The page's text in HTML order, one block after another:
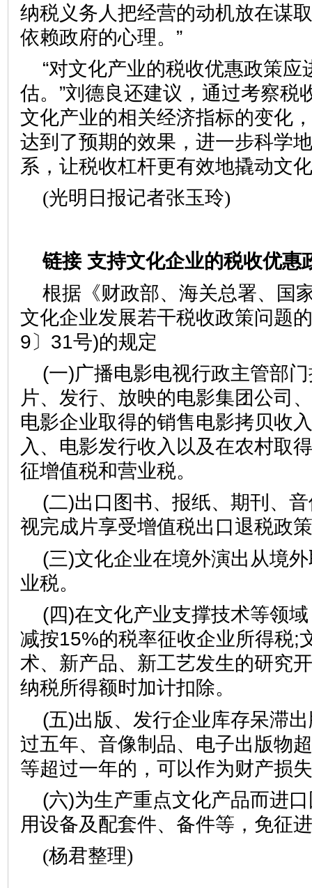
纳税义务人把经营的动机放在谋
依赖政府的心理。”
“对文化产业的税收优惠政策应
估。”刘德良还建议，通过考察税
文化产业的相关经济指标的变化
达到了预期的效果，进一步科学
系，让税收杠杆更有效地撬动文
(光明日报记者张玉玲)
链接 支持文化企业的税收优惠
根据《财政部、海关总署、国
文化企业发展若干税收政策问题
9〕31号)的规定
(一)广播电影电视行政主管部
片、发行、放映的电影集团公司
电影企业取得的销售电影拷贝收
入、电影发行收入以及在农村取
征增值税和营业税。
(二)出口图书、报纸、期刊、
视完成片享受增值税出口退税政
(三)文化企业在境外演出从境
业税。
(四)在文化产业支撑技术等领
减按15%的税率征收企业所得税;
术、新产品、新工艺发生的研究
纳税所得额时加计扣除。
(五)出版、发行企业库存呆滞
过五年、音像制品、电子出版物
等超过一年的，可以作为财产损
(六)为生产重点文化产品而进
用设备及配套件、备件等，免征
(杨君整理)